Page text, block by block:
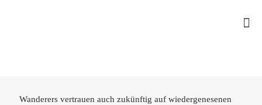
Wanderers vertrauen auch zukünftig auf wiedergenesenen